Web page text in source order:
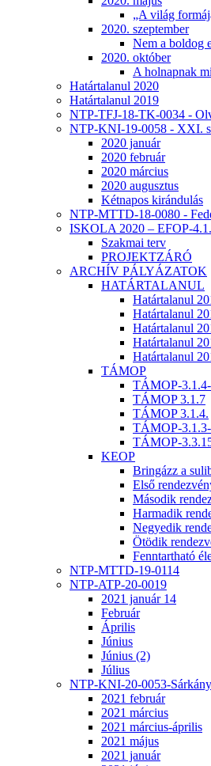
„A világ
2020. szeptember
Nem a boldog
2020. október
A holnapnak
Határtalanul 2020
Határtalanul 2019
NTP-TFJ-18-TK-0034 -
NTP-KNI-19-0058 - XXI.
2020 január
2020 február
2020 március
2020 augusztus
Kétnapos kirándulás
NTP-MTTD-18-0080 -
ISKOLA 2020 – EFOP-
Szakmai terv
PROJEKTZÁRÓ
ARCHÍV PÁLYÁZATOK
HATÁRTALANUL
Határtalanul
Határtalanul
Határtalanul
Határtalanul
Határtalanul
TÁMOP
TÁMOP-
TÁMOP 3.1.7
TÁMOP 3.1.4.
TÁMOP-
TÁMOP-
KEOP
Bringázz a
Első
Második
Harmadik
Negyedik
Ötödik
Fenntartható
NTP-MTTD-19-0114
NTP-ATP-20-0019
2021 január 14
Február
Április
Június
Június (2)
Július
NTP-KNI-20-0053-
2021 február
2021 március
2021 március-április
2021 május
2021 január